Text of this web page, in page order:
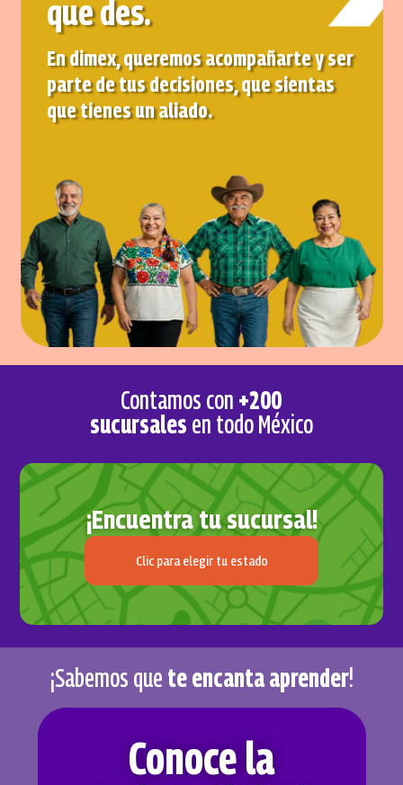
que des.
En dimex, queremos acompañarte y ser
parte de tus decisiones, que sientas
que tienes un aliado.
Contamos con +200
sucursales en todo México
¡Encuentra tu sucursal!
Clic para elegir tu estado
¡Sabemos que te encanta aprender!
Conoce la